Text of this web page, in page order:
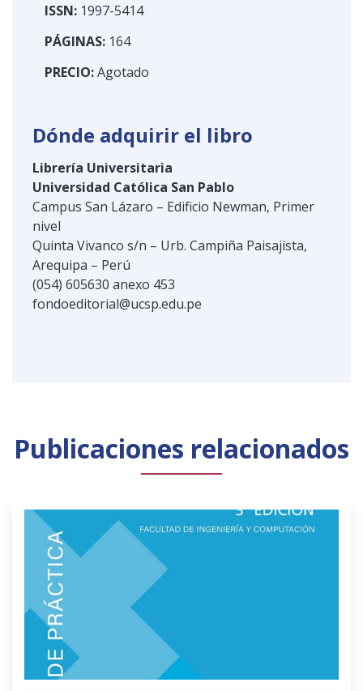
ISSN: 1997-5414
PÁGINAS: 164
PRECIO:Agotado
Dónde adquirir el libro
Librería Universitaria
Universidad Católica San Pablo
Campus San Lázaro – Edificio Newman, Primer
nivel
Quinta Vivanco s/n – Urb. Campiña Paisajista,
Arequipa – Perú
(054) 605630 anexo 453
fondoeditorial@ucsp.edu.pe
Publicaciones relacionados